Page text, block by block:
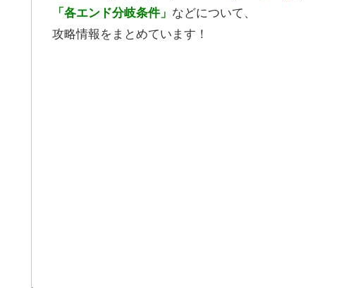
「各エンド分岐条件」 などについて、
攻略情報をまとめています！